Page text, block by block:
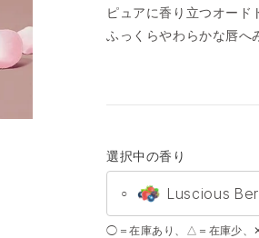
ピュアに香り立つオード
ふっくらやわらかな唇へ
選択中の香り
○ Luscious
◯＝在庫あり、△＝在庫少、